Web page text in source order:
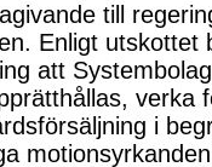
till
Enligt utskottet
att
verka
i